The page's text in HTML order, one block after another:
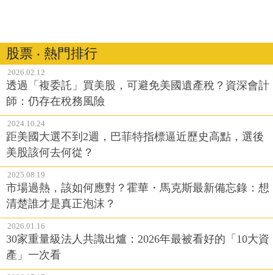
股票 ‧ 熱門排行
2026.02.12
透過「複委託」買美股，可避免美國遺產稅？資深會計
師：仍存在稅務風險
2024.10.24
距美國大選不到2週，巴菲特指標逼近歷史高點，選後
美股該何去何從？
2025.08.19
市場過熱，該如何應對？霍華・馬克斯最新備忘錄：想
清楚誰才是真正泡沫？
2026.01.16
30家重量級法人共識出爐：2026年最被看好的「10大資
產」一次看